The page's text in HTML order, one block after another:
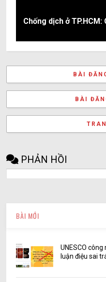
Chống dịch ở
BÀI
BÀI
PHẢN HỒI
BÀI MỚI
UNESCO
luận điệu sai